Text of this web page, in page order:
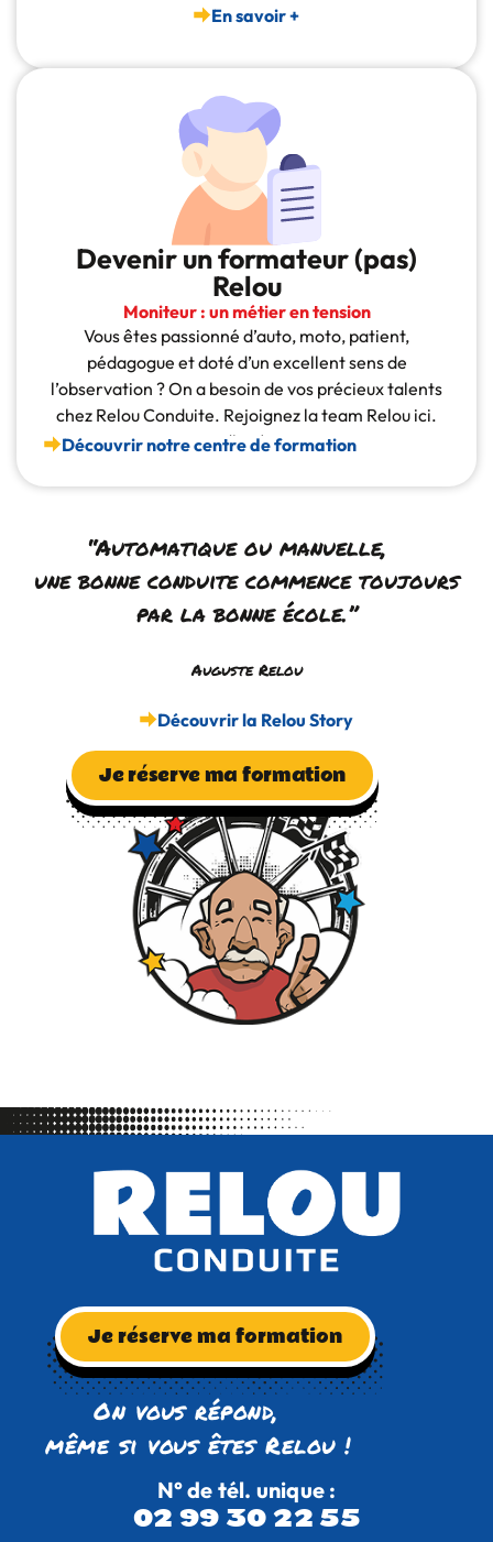
En savoir +
Devenir un formateur (pas)
Relou
Moniteur : un métier en tension
Vous êtes passionné d’auto, moto, patient,
pédagogue et doté d’un excellent sens de
l’observation ? On a besoin de vos précieux talents
chez Relou Conduite. Rejoignez la team Relou ici.
(lien)
Découvrir notre centre de formation
“Automatique ou manuelle,
une bonne conduite commence toujours
par la bonne école.”
Auguste Relou
Découvrir la Relou Story
Je réserve ma formation
Je réserve ma formation
On vous répond,
même si vous êtes Relou !
N° de tél. unique :
02 99 30 22 55